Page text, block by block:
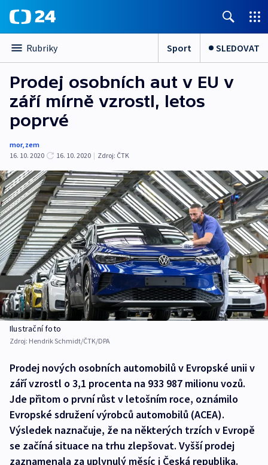
Rubriky Sport SLEDOVAT
Prodej osobních aut v EU v
září mírně vzrostl, letos
poprvé
mor, zem
16. 10. 2020
16. 10. 2020 | Zdroj: ČTK
Ilustrační foto
Zdroj: Hendrik Schmidt/ČTK/DPA
Prodej nových osobních automobilů v Evropské unii v
září vzrostl o 3,1 procenta na 933 987 milionu vozů.
Jde přitom o první růst v letošním roce, oznámilo
Evropské sdružení výrobců automobilů (ACEA).
Výsledek naznačuje, že na některých trzích v Evropě
se začíná situace na trhu zlepšovat. Vyšší prodej
zaznamenala za uplynulý měsíc i Česká republika.